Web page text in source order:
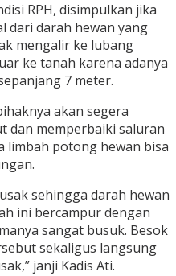
RPH, disimpulkan jika
dari darah hewan yang
mengalir ke lubang
ke tanah karena adanya
7 meter.
akan segera
dan memperbaiki saluran
limbah potong hewan bisa
sehingga darah hewan
ini bercampur dengan
sangat busuk. Besok
sekaligus langsung
janji Kadis Ati.